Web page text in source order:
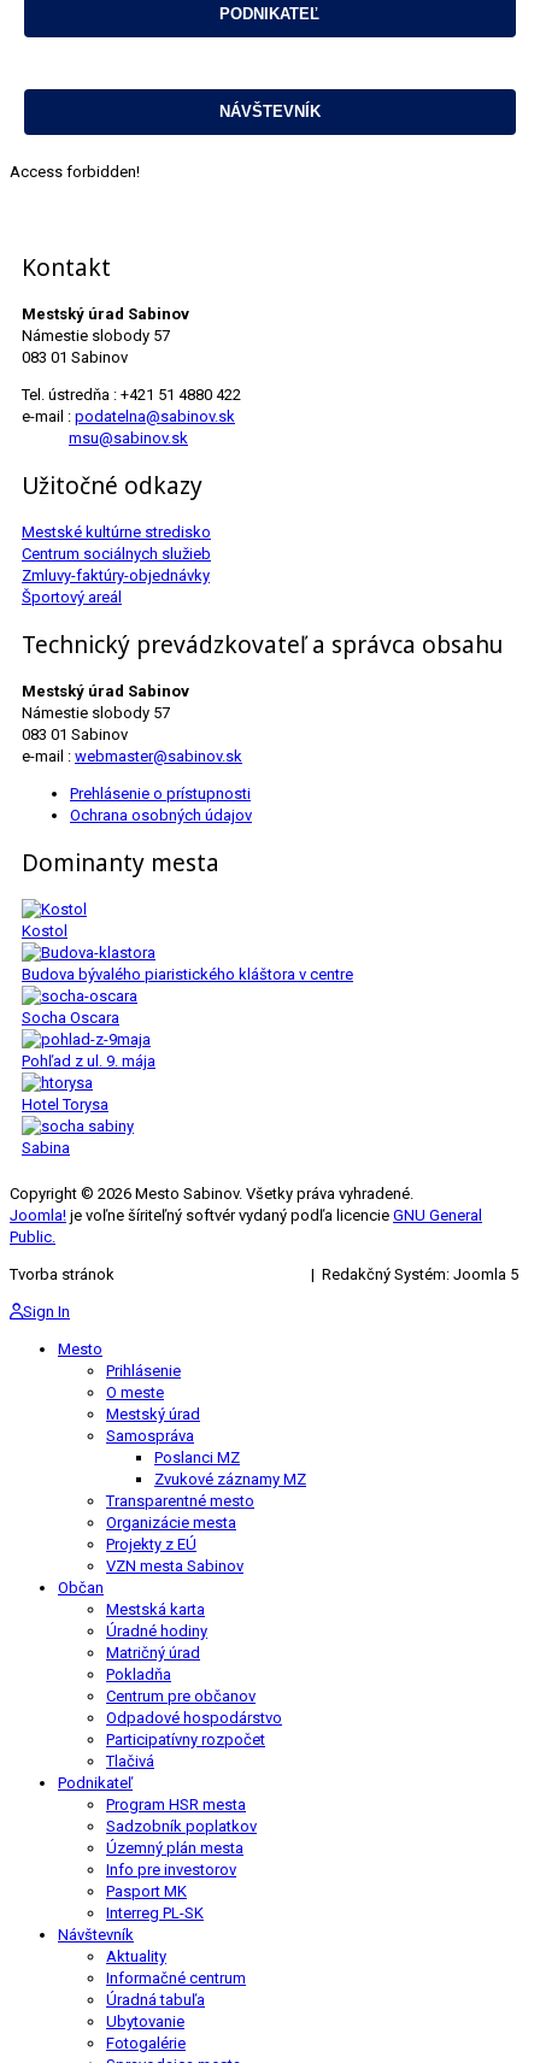
Access forbidden!
Kontakt
Mestský úrad Sabinov
Námestie slobody 57
083 01 Sabinov
Tel. ústredňa : +421 51 4880 422
e-mail : podatelna@sabinov.sk
msu@sabinov.sk
Užitočné odkazy
Mestské kultúrne stredisko
Centrum sociálnych služieb
Zmluvy-faktúry-objednávky
Športový areál
Technický prevádzkovateľ a správca obsahu
Mestský úrad Sabinov
Námestie slobody 57
083 01 Sabinov
e-mail : webmaster@sabinov.sk
Prehlásenie o prístupnosti
Ochrana osobných údajov
Dominanty mesta
Kostol
Budova bývalého piaristického kláštora v centre
Socha Oscara
Pohľad z ul. 9. mája
Hotel Torysa
Sabina
Copyright © 2026 Mesto Sabinov. Všetky práva vyhradené.
Joomla! je voľne šíriteľný softvér vydaný podľa licencie GNU General
Public.
Tvorba stránok | Redakčný Systém: Joomla 5
Sign In
Mesto
Prihlásenie
O meste
Mestský úrad
Samospráva
Poslanci MZ
Zvukové záznamy MZ
Transparentné mesto
Organizácie mesta
Projekty z EÚ
VZN mesta Sabinov
Občan
Mestská karta
Úradné hodiny
Matričný úrad
Pokladňa
Centrum pre občanov
Odpadové hospodárstvo
Participatívny rozpočet
Tlačivá
Podnikateľ
Program HSR mesta
Sadzobník poplatkov
Územný plán mesta
Info pre investorov
Pasport MK
Interreg PL-SK
Návštevník
Aktuality
Informačné centrum
Úradná tabuľa
Ubytovanie
Fotogalérie